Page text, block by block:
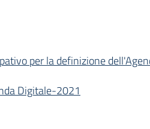
per la definizione
Digitale-2021